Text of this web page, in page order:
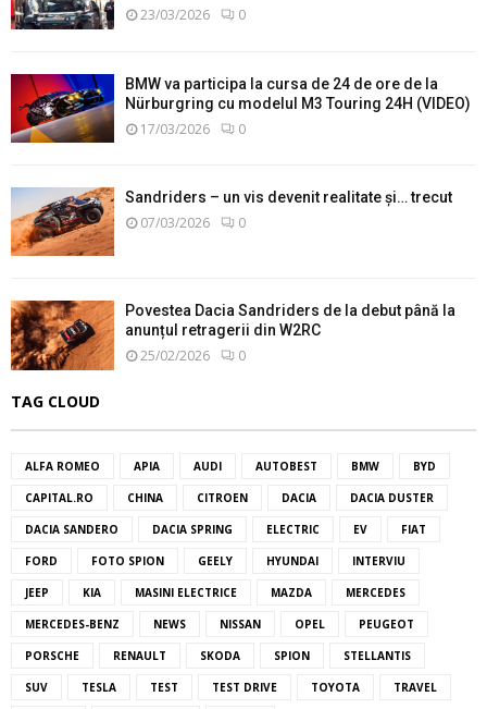
23/03/2026 0
BMW va participa la cursa de 24 de ore de la
Nürburgring cu modelul M3 Touring 24H (VIDEO)
17/03/2026 0
Sandriders – un vis devenit realitate și… trecut
07/03/2026 0
Povestea Dacia Sandriders de la debut până la
anunțul retragerii din W2RC
25/02/2026 0
TAG CLOUD
ALFA ROMEO APIA AUDI AUTOBEST BMW BYD
CAPITAL.RO CHINA CITROEN DACIA DACIA DUSTER
DACIA SANDERO DACIA SPRING ELECTRIC EV FIAT
FORD FOTO SPION GEELY HYUNDAI INTERVIU
JEEP KIA MASINI ELECTRICE MAZDA MERCEDES
MERCEDES-BENZ NEWS NISSAN OPEL PEUGEOT
PORSCHE RENAULT SKODA SPION STELLANTIS
SUV TESLA TEST TEST DRIVE TOYOTA TRAVEL